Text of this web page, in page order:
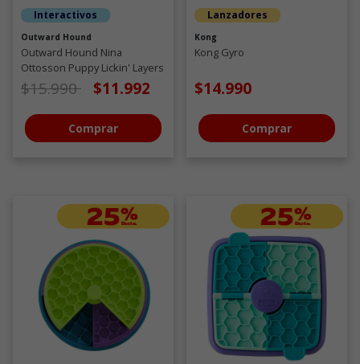
Interactivos
Outward Hound
Outward Hound Nina
Ottosson Puppy Lickin' Layers
Juguete Interactivo con snack
para cachorros
Precio de oferta desde
$15.990a $11.992
Comprar
Lanzadores
Kong
Kong Gyro
$14.990
Comprar